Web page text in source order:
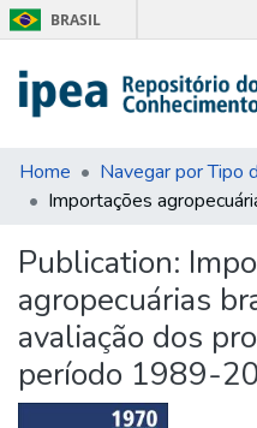
BRASIL
Communities & Collections
Search for
Statistics
About Us
Home
Publication:
agropecuárias
avaliação dos
período 1989-